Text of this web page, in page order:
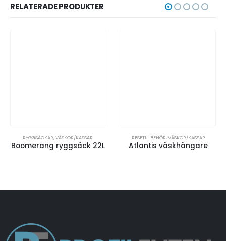
RELATERADE PRODUKTER
KASSARRYGGSÄCKAR,VÄSKOR/KASSAR
Boomerang ryggsäck 22L
RESETILLBEHÖR,VÄSKOR/KASSAR
Atlantis väskhängare